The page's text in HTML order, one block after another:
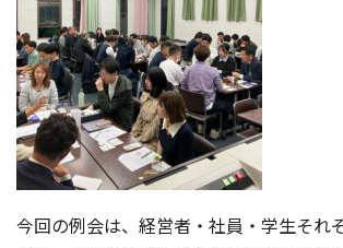
今回の例会は、経営者・社員・学生それ